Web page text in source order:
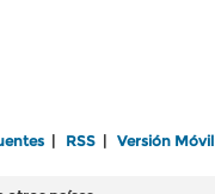
RSS Versión Móvil